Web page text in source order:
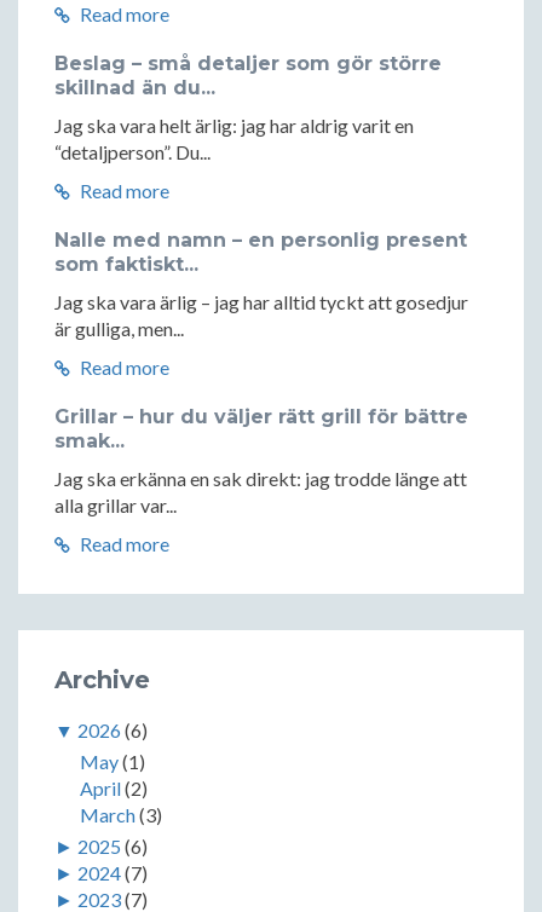
Read more
Beslag – små detaljer som gör större
skillnad än du...
Jag ska vara helt ärlig: jag har aldrig varit en
“detaljperson”. Du...
Read more
Nalle med namn – en personlig present
som faktiskt...
Jag ska vara ärlig – jag har alltid tyckt att gosedjur
är gulliga, men...
Read more
Grillar – hur du väljer rätt grill för bättre
smak...
Jag ska erkänna en sak direkt: jag trodde länge att
alla grillar var...
Read more
Archive
▼ 2026(6)
May(1)
April(2)
March(3)
► 2025 (6)
► 2024(7)
► 2023(7)